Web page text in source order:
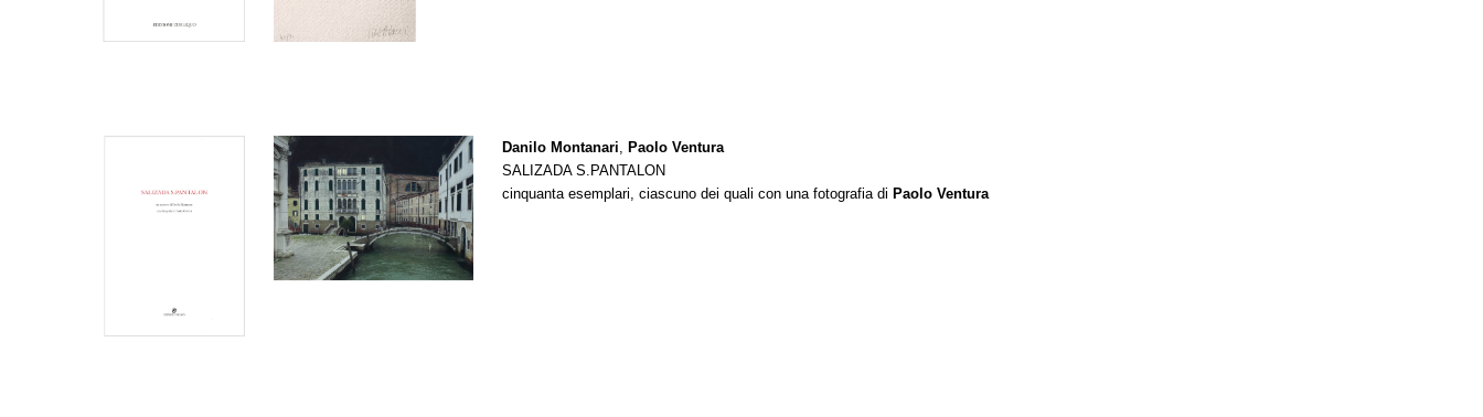
Danilo Montanari, Paolo Ventura
SALIZADA S.PANTALON
cinquanta esemplari, ciascuno dei quali con una fotografia di Paolo Ventura